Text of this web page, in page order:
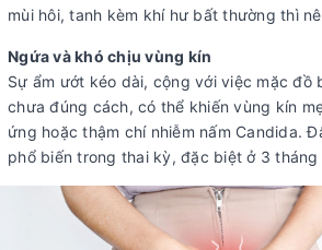
mùi hôi, tanh kèm khí hư bất thường thì
Ngứa và khó chịu vùng kín
Sự ẩm ướt kéo dài, cộng với việc mặc đồ
chưa đúng cách, có thể khiến vùng kín
ứng hoặc thậm chí nhiễm nấm Candida.
phổ biến trong thai kỳ, đặc biệt ở 3 tháng